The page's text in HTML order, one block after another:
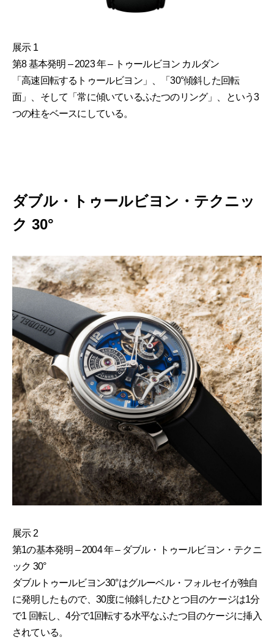
展示 1
第8 基本発明 – 2023 年 – トゥールビヨン カルダン
「高速回転するトゥールビヨン」、「30°傾斜した回転
面」、そして「常に傾いているふたつのリング」、という3
つの柱をベースにしている。
ダブル・トゥールビヨン・テクニッ
ク 30°
展示 2
第1の基本発明 – 2004 年 – ダブル・トゥールビヨン・テクニ
ック 30°
ダブルトゥールビヨン30°はグルーベル・フォルセイが独自
に発明したもので、30度に傾斜したひとつ目のケージは1分
で1 回転し、4分で1回転する水平なふたつ目のケージに挿入
されている。